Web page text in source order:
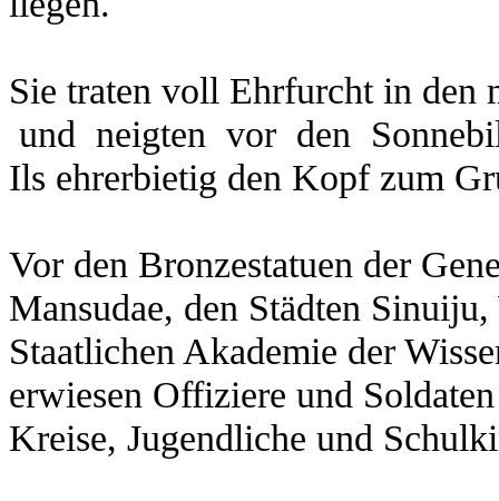
Sie traten voll Ehrfurcht in den
und neigten vor den
Ils ehrerbietig den Kopf zum
Vor den Bronzestatuen der
Mansudae, den Städten
Staatlichen Akademie der
erwiesen Offiziere und
Kreise, Jugendliche und